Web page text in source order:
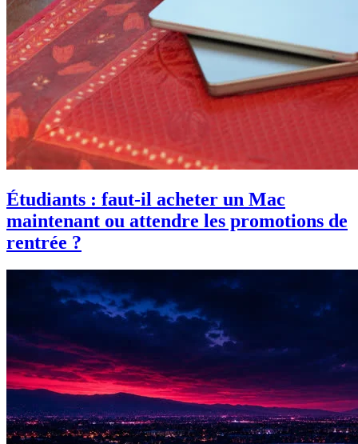
Étudiants : faut-il acheter un Mac
maintenant ou attendre les promotions de
rentrée ?